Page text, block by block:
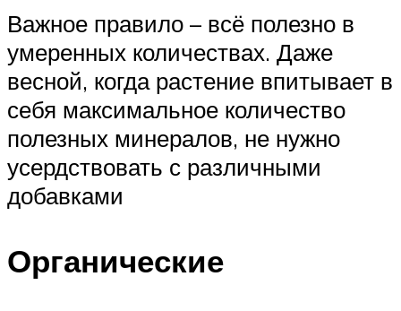
Важное правило – всё полезно в
умеренных количествах. Даже
весной, когда растение впитывает в
себя максимальное количество
полезных минералов, не нужно
усердствовать с различными
добавками
Органические